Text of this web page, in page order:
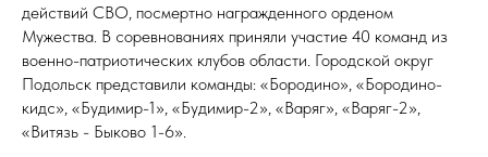
действий СВО, посмертно награжденного орденом
Мужества. В соревнованиях приняли участие 40 команд из
военно-патриотических клубов области. Городской округ
Подольск представили команды: «Бородино», «Бородино-
кидс», «Будимир-1», «Будимир-2», «Варяг», «Варяг-2»,
«Витязь - Быково 1-6».